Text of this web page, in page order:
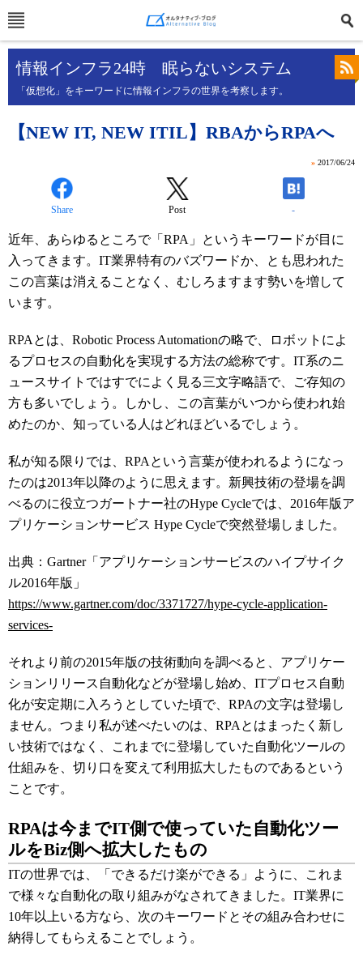
情報インフラ24時 眠らないシステム
「仮想化」をキーワードに情報インフラの世界を考察します。
【NEW IT, NEW ITIL】RBAからRPAへ
» 2017/06/24
Share Post -
近年、あらゆるところで「RPA」というキーワードが目に
入ってきます。IT業界特有のバズワードか、とも思われた
この言葉は消えることなく、むしろますます勢いを増して
います。
RPAとは、Robotic Process Automationの略で、ロボットによ
るプロセスの自動化を実現する方法の総称です。IT系のニ
ュースサイトではすでによく見る三文字略語で、ご存知の
方も多いでしょう。しかし、この言葉がいつから使われ始
めたのか、知っている人はどれほどいるでしょう。
私が知る限りでは、RPAという言葉が使われるようになっ
たのは2013年以降のように思えます。新興技術の登場を調
べるのに役立つガートナー社のHype Cycleでは、2016年版ア
プリケーションサービス Hype Cycleで突然登場しました。
出典：Gartner「アプリケーションサービスのハイプサイク
ル2016年版」
https://www.gartner.com/doc/3371727/hype-cycle-application-
services-
それより前の2015年版の技術動向を調べると、アプリケー
ションリリース自動化などが登場し始め、ITプロセス自動
化が安定期に入ろうとしていた頃で、RPAの文字は登場し
ません。つまり私が述べたいのは、RPAとはまったく新し
い技術ではなく、これまでに登場していた自動化ツールの
仕組みを、切り口を変えて利用拡大したものであるという
ことです。
RPAは今までIT側で使っていた自動化ツー
ルをBiz側へ拡大したもの
ITの世界では、「できるだけ楽ができる」ように、これま
で様々な自動化の取り組みがなされてきました。IT業界に
10年以上いる方なら、次のキーワードとその組み合わせに
納得してもらえることでしょう。